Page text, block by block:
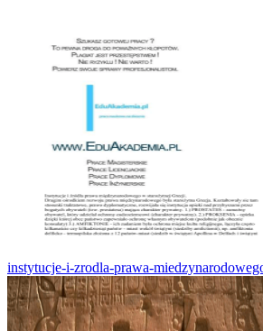
instytucje-i-zrodla-prawa-